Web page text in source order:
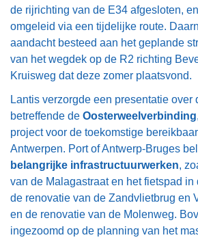
de rijrichting van de E34 afgesloten,
omgeleid via een tijdelijke route.
aandacht besteed aan het geplande
van het wegdek op de R2 richting
Kruisweg dat deze zomer plaatsvond.
Lantis verzorgde een presentatie over
betreffende de Oosterweelverbinding
project voor de toekomstige
Antwerpen. Port of Antwerp-Bruges
belangrijke infrastructuurwerken,
van de Malagastraat en het fietspad in
de renovatie van de Zandvlietbrug en
en de renovatie van de Molenweg.
ingezoomd op de planning van het